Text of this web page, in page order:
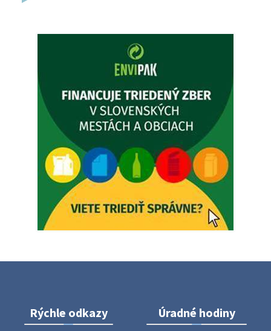
budeZATVORENÁ z dôvodu čerpania dovolenky. Akútne
prípady bude riešiť MUDr.Fisch…
Zajtrajší zvoz odpadu
Vážený občan, zajtra 5. 8. sa bude zvážať komunálny odpad.
4. augusta 2026 15:30
Dnešný zvoz odpadu
Vážený občan, dnes 5. 8. sa zváža komunálny odpad.
5. augusta 2026 05:00
ZBER ŽELEZA
Rýchle odkazy Úradné hodiny